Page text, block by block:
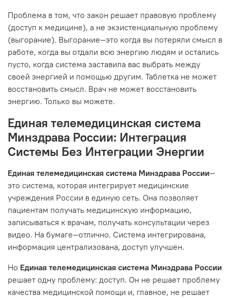
Проблема в том, что закон решает правовую проблему
(доступ к медицине), а не экзистенциальную проблему
(выгорание). Выгорание—это когда вы потеряли смысл в
работе, когда вы отдали всю энергию людям и остались
пусто, когда система заставила вас выбрать между
своей энергией и помощью другим. Таблетка не может
восстановить смысл. Врач не может восстановить
энергию. Только вы можете.
Единая телемедицинская система
Минздрава России: Интеграция
Системы Без Интеграции Энергии
Единая телемедицинская система Минздрава России—
это система, которая интегрирует медицинские
учреждения России в единую сеть. Она позволяет
пациентам получать медицинскую информацию,
записываться к врачам, получать консультации через
видео. На бумаге—отлично. Система интегрирована,
информация централизована, доступ улучшен.
Но Единая телемедицинская система Минздрава России
решает одну проблему: доступ. Он не решает проблему
качества медицинской помощи и, главное, не решает